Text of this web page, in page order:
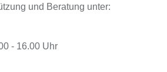
und Beratung unter:
- 16.00 Uhr